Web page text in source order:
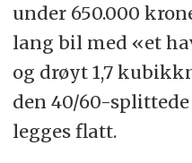
under 650.000
lang bil med «et
og drøyt 1,7
den 40/60-
legges flatt.